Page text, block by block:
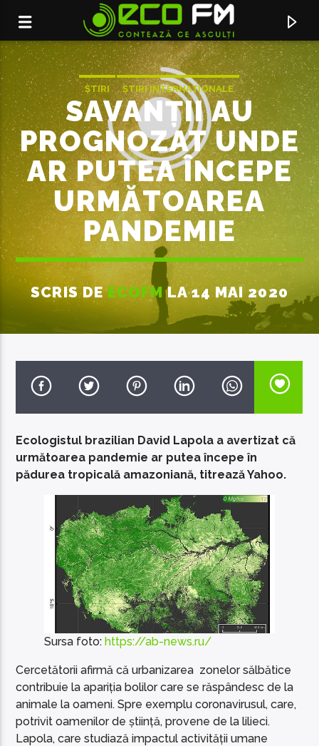
ACUM ÎN DIRECT
CAN WE KISS FOREVER
KINA FEAT. ADRIANA PROENZA
ȘTIRI ȘTIRI INTERNAȚIONALE
SAVANȚII AU
PROGNOZAT UNDE
AR PUTEA ÎNCEPE
URMĂTOAREA
PANDEMIE
SCRIS DEECOFM LA 14 MAI 2020
Ecologistul brazilian David Lapola a avertizat că
următoarea pandemie ar putea începe în
pădurea tropicală amazoniană, titrează Yahoo.
Sursa foto:https://ab-news.ru/
Cercetătorii afirmă că urbanizarea zonelor sălbătice
contribuie la apariția bolilor care se răspândesc de la
animale la oameni. Spre exemplu coronavirusul, care,
potrivit oamenilor de știință, provene de la lilieci.
Lapola, care studiază impactul activității umane